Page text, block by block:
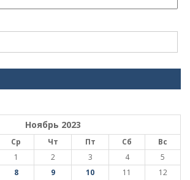
Ноябрь 2023
Ср Чт Пт Сб
Вс
1
2 3 4
5
8 9 10 11 12